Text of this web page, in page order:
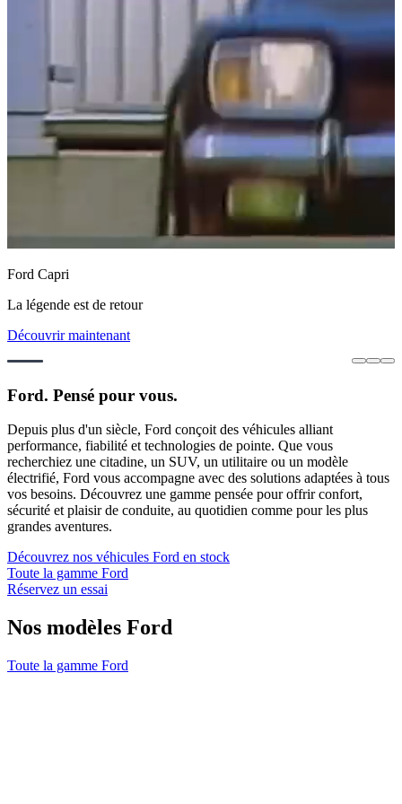
Ford Capri
La légende est de retour
Découvrir maintenant
Ford. Pensé pour vous.
Depuis plus d'un siècle, Ford conçoit des véhicules alliant
performance, fiabilité et technologies de pointe. Que vous
recherchiez une citadine, un SUV, un utilitaire ou un modèle
électrifié, Ford vous accompagne avec des solutions adaptées à tous
vos besoins. Découvrez une gamme pensée pour offrir confort,
sécurité et plaisir de conduite, au quotidien comme pour les plus
grandes aventures.
Découvrez nos véhicules Ford en stock
Toute la gamme Ford
Réservez un essai
Nos modèles Ford
Toute la gamme Ford